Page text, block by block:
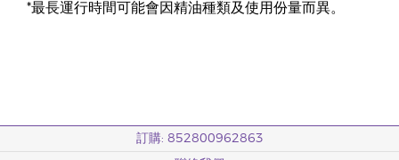
*最長運行時間可能會因精油種類及使用份量而異。
訂購: 852800962863